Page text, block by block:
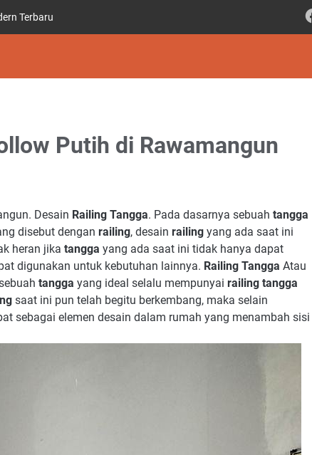
Terbaru
Putih di Rawamangun
Desain Railing Tangga. Pada dasarnya sebuah tangga
disebut dengan railing, desain railing yang ada saat ini
heran jika tangga yang ada saat ini tidak hanya dapat
digunakan untuk kebutuhan lainnya. Railing Tangga Atau
tangga yang ideal selalu mempunyai railing tangga
saat ini pun telah begitu berkembang, maka selain
sebagai elemen desain dalam rumah yang menambah sisi